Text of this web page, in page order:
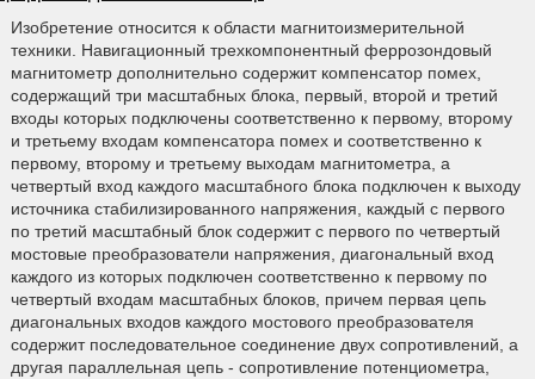
Изобретение относится к области магнитоизмерительной
техники. Навигационный трехкомпонентный феррозондовый
магнитометр дополнительно содержит компенсатор помех,
содержащий три масштабных блока, первый, второй и третий
входы которых подключены соответственно к первому, второму
и третьему входам компенсатора помех и соответственно к
первому, второму и третьему выходам магнитометра, а
четвертый вход каждого масштабного блока подключен к выходу
источника стабилизированного напряжения, каждый с первого
по третий масштабный блок содержит с первого по четвертый
мостовые преобразователи напряжения, диагональный вход
каждого из которых подключен соответственно к первому по
четвертый входам масштабных блоков, причем первая цепь
диагональных входов каждого мостового преобразователя
содержит последовательное соединение двух сопротивлений, а
другая параллельная цепь - сопротивление потенциометра,